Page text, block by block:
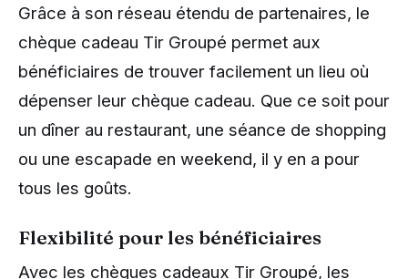
Grâce à son réseau étendu de partenaires, le
chèque cadeau Tir Groupé permet aux
bénéficiaires de trouver facilement un lieu où
dépenser leur chèque cadeau. Que ce soit pour
un dîner au restaurant, une séance de shopping
ou une escapade en weekend, il y en a pour
tous les goûts.
Flexibilité pour les bénéficiaires
Avec les chèques cadeaux Tir Groupé, les